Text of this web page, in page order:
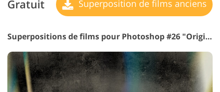
Gratuit Superposition de films anciens
Superpositions de films pour Photoshop #26 "Origine de Idée"